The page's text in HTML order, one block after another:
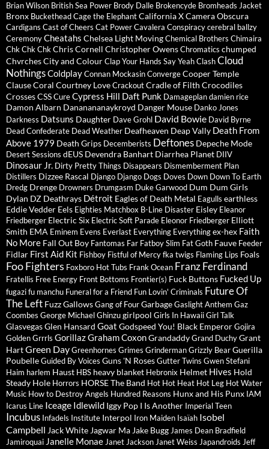
Brian Wilson British Sea Power Brody Dalle Brokencyde Bromheads Jacket
Bronx BucketheadCage the ElephantCalifornia XCamera Obscura
Cardigans Cast of Cheers Cat PowerCavalera Conspiracycerebral ballzy
CeremonyCheatahs Chelsea Light MovingChemical Brothers Chimaira
Chk Chk ChkChris Cornell Christopher OwensChromatics chumped
ChvrchesCity and ColourClap Your Hands Say YeahClashCloud
NothingsColdplayConnan MockasinConvergeCooper Temple
ClauseCoral Courtney LoveCrackoutCradle of Filth Crocodiles
CrossesCSSCureCypress Hill Daft Punk Damageplandamien rice
Damon Albarn Dananananaykroyd Danger Mouse Danko Jones
Darkness Datsuns Daughter Dave Grohl David Bowie David Byrne
Dead Confederate Dead Weather Deafheaven Deap Vally Death From
Above 1979 Death Grips Decemberists Deftones Depeche Mode
Desert Sessions dEUS Devendra Banhart Diarrhea Planet DIIV
Dinosaur Jr. Dirty Pretty Things Disappears Dismemberment Plan
Distillers Dizzee Rascal Django Django Dogs Doves Down Down To Earth
Dredg Drenge Drowners Drumgasm Duke Garwood Dum Dum Girls
Dylan DZ Deathrays Détroit Eagles of Death Metal Eagulls earthless
Eddie Vedder Eels Eighties Matchbox B-Line Disaster Eisley Eleanor
Friedberger Electric Six Electric Soft Parade Eleonor Friedberger Elliott
Smith EMA Eminem Evens Everlast Everything Everythingex-hex Faith
No More Fall Out Boy Fantomas Far Fatboy Slim Fat Goth Fauve Feeder
Fidlar First Aid Kit Fishboy Fistful of Mercyfka twigs Flaming Lips Foals
Foo Fighters Foxboro Hot Tubs Frank Ocean Franz Ferdinand
Fratellis Free Energy Front Bottoms Frontier(s) Fuck Buttons Fucked Up
fugazifu manchu Funeral for a Friend Fun Lovin' Criminals Future Of
The Left FuzzGallowsGang of FourGarbageGaslight Anthem Gaz
Coombes George MichaelGhinzugirlpool Girls In HawaiiGirl Talk
GlasvegasGlen Hansard Goat Godspeed You! Black EmperorGojira
Golden Grrrls GorillazGraham CoxonGrandaddyGrand DuchyGrant
HartGreen DayGreenhornes Grimes GrindermanGrizzly BearGuerilla
PoubelleGuided By Voices Guns 'N RosesGutter Twins Gwen Stefani
Haim harlem Haust HBS heavy blanket Hebronix Helmet Hives Hold
Steady Hole Horrors HORSE The Band Hot Hot Heat Hot Leg Hot Water
Music How to Destroy Angels Hundred Reasons Hunx and His Punx IAM
Icarus Line Iceage Idlewild Iggy Pop I Is Another Imperial Teen
Incubus Infadels Institute Interpol Iron Maiden Isaïah Isobel
Campbell Jack White Jagwar Ma Jake Bugg James Dean Bradfield
Jamiroquai Janelle Monae Janet Jackson Janet Weiss Japandroids Jeff